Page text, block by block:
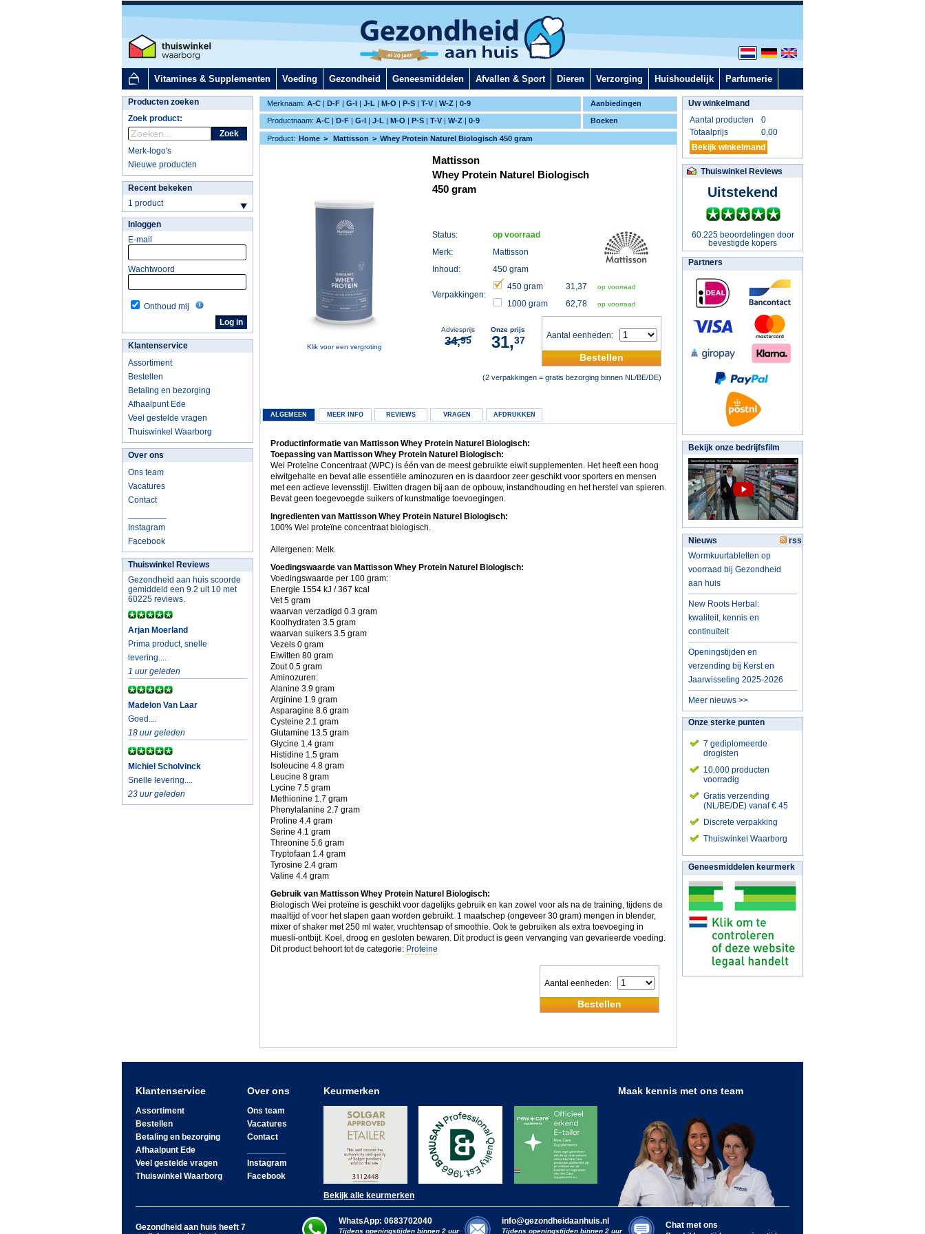
Vitamines & Supplementen Voeding Gezondheid Geneesmiddelen Afvallen & Sport Dieren Verzorging Huishoudelijk Parfumerie
Aanbiedingen
Merknaam: A-C | D-F | G-I | J-L | M-O | P-S | T-V | W-Z | 0-9
Boeken
Productnaam: A-C | D-F | G-I | J-L | M-O | P-S | T-V | W-Z | 0-9
Producten zoeken
Zoek product:
Zoek
Merk-logo's
Nieuwe producten
Recent bekeken
1 product
Inloggen
E-mail
Wachtwoord
Onthoud mij
Klantenservice
Assortiment
Bestellen
Betaling en bezorging
Afhaalpunt Ede
Veel gestelde vragen
Thuiswinkel Waarborg
Over ons
Ons team
Vacatures
Contact
Instagram
Facebook
Thuiswinkel Reviews
Gezondheid aan huis scoorde
gemiddeld een 9.2 uit 10 met
60225 reviews.
Arjan Moerland
Prima product, snelle
levering....
1 uur geleden
Madelon Van Laar
Goed....
18 uur geleden
Michiel Scholvinck
Snelle levering....
23 uur geleden
Product: Home Mattisson Whey Protein Naturel Biologisch 450 gram
Klik voor een vergroting
Mattisson
Whey Protein Naturel Biologisch
450 gram
Status:
op voorraad
Merk:
Mattisson
Inhoud:
450 gram
Verpakkingen:
450 gram 31,37 op voorraad
1000 gram 62,78 op voorraad
Aantal eenheden:
Bestellen
Adviesprijs
34,95
Onze prijs
31,37
(2 verpakkingen = gratis bezorging binnen NL/BE/DE)
ALGEMEEN MEER INFO REVIEWS VRAGEN AFDRUKKEN
Productinformatie van Mattisson Whey Protein Naturel Biologisch:
Toepassing van Mattisson Whey Protein Naturel Biologisch:
Wei Proteïne Concentraat (WPC) is één van de meest gebruikte eiwit supplementen. Het heeft een hoog
eiwitgehalte en bevat alle essentiële aminozuren en is daardoor zeer geschikt voor sporters en mensen
met een actieve levensstijl. Eiwitten dragen bij aan de opbouw, instandhouding en het herstel van spieren.
Bevat geen toegevoegde suikers of kunstmatige toevoegingen.
Ingredienten van Mattisson Whey Protein Naturel Biologisch:
100% Wei proteïne concentraat biologisch.
Allergenen: Melk.
Voedingswaarde van Mattisson Whey Protein Naturel Biologisch:
Voedingswaarde per 100 gram:
Energie 1554 kJ / 367 kcal
Vet 5 gram
waarvan verzadigd 0.3 gram
Koolhydraten 3.5 gram
waarvan suikers 3.5 gram
Vezels 0 gram
Eiwitten 80 gram
Zout 0.5 gram
Aminozuren:
Alanine 3.9 gram
Arginine 1.9 gram
Asparagine 8.6 gram
Cysteine 2.1 gram
Glutamine 13.5 gram
Glycine 1.4 gram
Histidine 1.5 gram
Isoleucine 4.8 gram
Leucine 8 gram
Lycine 7.5 gram
Methionine 1.7 gram
Phenylalanine 2.7 gram
Proline 4.4 gram
Serine 4.1 gram
Threonine 5.6 gram
Tryptofaan 1.4 gram
Tyrosine 2.4 gram
Valine 4.4 gram
Gebruik van Mattisson Whey Protein Naturel Biologisch:
Biologisch Wei proteïne is geschikt voor dagelijks gebruik en kan zowel voor als na de training, tijdens de
maaltijd of voor het slapen gaan worden gebruikt. 1 maatschep (ongeveer 30 gram) mengen in blender,
mixer of shaker met 250 ml water, vruchtensap of smoothie. Ook te gebruiken als extra toevoeging in
muesli-ontbijt. Koel, droog en gesloten bewaren. Dit product is geen vervanging van gevarieerde voeding.
Dit product behoort tot de categorie: Proteine
Aantal eenheden:
Bestellen
Uw winkelmand
Aantal producten
0
Totaalprijs
0,00
Bekijk winkelmand
Thuiswinkel Reviews
Uitstekend
60.225 beoordelingen door
bevestigde kopers
Partners
Bekijk onze bedrijfsfilm
Nieuws
rss
Wormkuurtabletten op
voorraad bij Gezondheid
aan huis
New Roots Herbal:
kwaliteit, kennis en
continuïteit
Openingstijden en
verzending bij Kerst en
Jaarwisseling 2025-2026
Meer nieuws >>
Onze sterke punten
7 gediplomeerde
drogisten
10.000 producten
voorradig
Gratis verzending
(NL/BE/DE) vanaf € 45
Discrete verpakking
Thuiswinkel Waarborg
Geneesmiddelen keurmerk
Klantenservice
Assortiment
Bestellen
Betaling en bezorging
Afhaalpunt Ede
Veel gestelde vragen
Thuiswinkel Waarborg
Over ons
Ons team
Vacatures
Contact
Instagram
Facebook
Keurmerken
Bekijk alle keurmerken
Maak kennis met ons team
Gezondheid aan huis heeft 7
WhatsApp: 0683702040
Tijdens openingstijden binnen 2 uur
info@gezondheidaanhuis.nl
Tijdens openingstijden binnen 2 uur
Chat met ons